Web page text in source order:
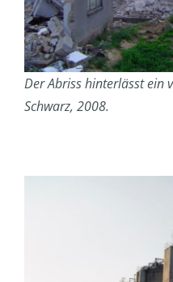
Der Abriss hinterlässt ein
Schwarz, 2008.